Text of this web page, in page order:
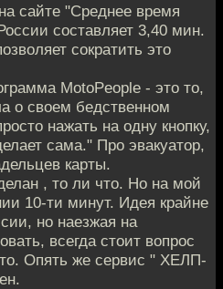
сайте "Среднее время
составляет 3,40 мин.
сократить это
MotoPeople - это то,
о своем бедственном
нажать на одну кнопку,
сама." Про эвакуатор,
карты.
, то ли что. Но на мой
10-ти минут. Идея крайне
но наезжая на
всегда стоит вопрос
Опять же сервис " ХЕЛП-